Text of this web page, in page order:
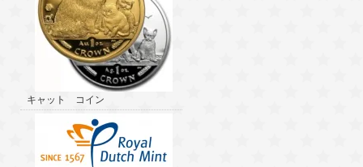
キャット コイン